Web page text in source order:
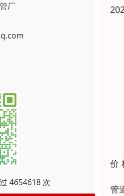
厂
4654618 次
价
管